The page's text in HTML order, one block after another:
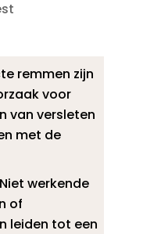
remmen zijn
voor
van versleten
met de
werkende
of
leiden tot een